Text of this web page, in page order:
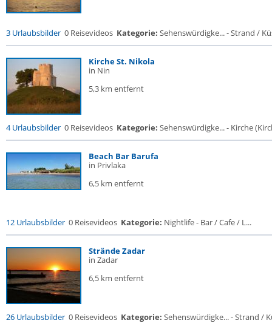
3 Urlaubsbilder 0 Reisevideos Kategorie: Sehenswürdigke... - Strand /
Kirche St. Nikola
in Nin
5,3 km entfernt
4 Urlaubsbilder 0 Reisevideos Kategorie: Sehenswürdigke... - Kirche
Beach Bar Barufa
in Privlaka
6,5 km entfernt
12 Urlaubsbilder 0 Reisevideos Kategorie: Nightlife - Bar / Cafe / L...
Strände Zadar
in Zadar
6,5 km entfernt
26 Urlaubsbilder 0 Reisevideos Kategorie: Sehenswürdigke... - Strand /